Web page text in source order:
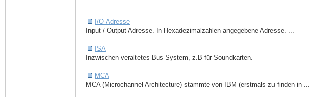
I/O-Adresse
Input / Output Adresse. In Hexadezimalzahlen angegebene Adresse. ...
ISA
Inzwischen veraltetes Bus-System, z.B für Soundkarten.
MCA
MCA (Microchannel Architecture) stammte von IBM (erstmals zu finden in ...